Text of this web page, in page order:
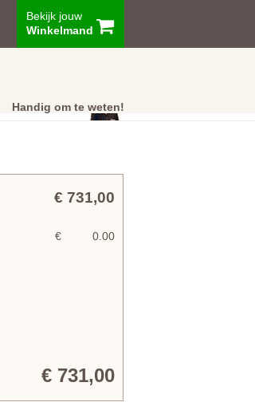
Bekijk jouw
Winkelmand
Handig om te weten!
Klantenservice
€ 731,00
0.00
€
€ 731,00